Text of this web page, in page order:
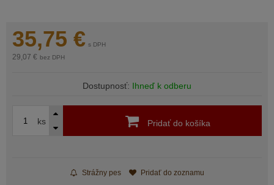
35,75 € s DPH
29,07 € bez DPH
Dostupnosť: Ihneď k odberu
ks Pridať do košíka
Strážny pes Pridať do zoznamu